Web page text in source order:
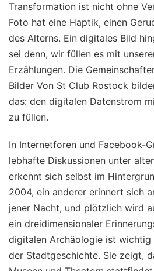
Transformation ist nicht ohne
Foto hat eine Haptik, einen
des Alterns. Ein digitales Bild
sei denn, wir füllen es mit
Erzählungen. Die
Bilder Von St Club Rostock
das: den digitalen Datenstrom
zu füllen.
In Internetforen und Facebook-
lebhafte Diskussionen unter
erkennt sich selbst im
2004, ein anderer erinnert sich
jener Nacht, und plötzlich wird
ein dreidimensionaler
digitalen Archäologie ist wichtig
der Stadtgeschichte. Sie zeigt,